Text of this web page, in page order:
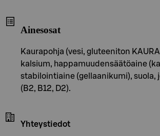
Ainesosat
Kaurapohja (vesi, gluteeniton KAURA
kalsium, happamuudensäätöaine
stabilointiaine (gellaanikumi), suola,
(B2, B12, D2).
Yhteystiedot